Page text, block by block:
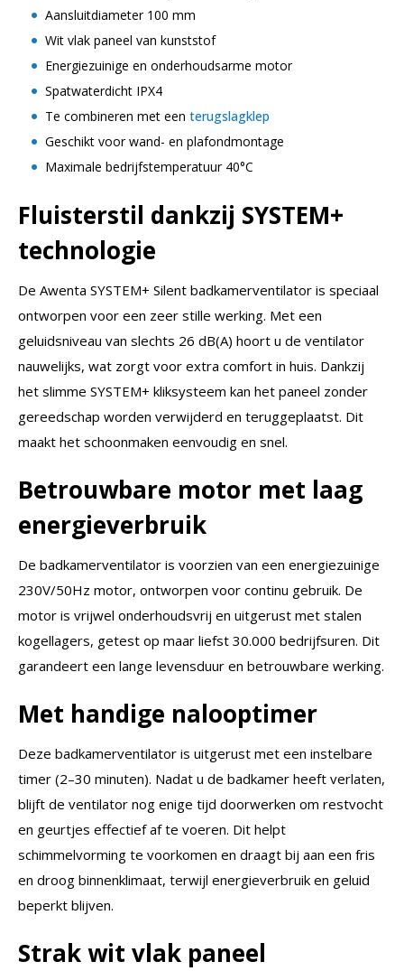
Aansluitdiameter 100 mm
Wit vlak paneel van kunststof
Energiezuinige en onderhoudsarme motor
Spatwaterdicht IPX4
Te combineren met een terugslagklep
Geschikt voor wand- en plafondmontage
Maximale bedrijfstemperatuur 40°C
Fluisterstil dankzij SYSTEM+
technologie
De Awenta SYSTEM+ Silent badkamerventilator is speciaal
ontworpen voor een zeer stille werking. Met een
geluidsniveau van slechts 26 dB(A) hoort u de ventilator
nauwelijks, wat zorgt voor extra comfort in huis. Dankzij
het slimme SYSTEM+ kliksysteem kan het paneel zonder
gereedschap worden verwijderd en teruggeplaatst. Dit
maakt het schoonmaken eenvoudig en snel.
Betrouwbare motor met laag
energieverbruik
De badkamerventilator is voorzien van een energiezuinige
230V/50Hz motor, ontworpen voor continu gebruik. De
motor is vrijwel onderhoudsvrij en uitgerust met stalen
kogellagers, getest op maar liefst 30.000 bedrijfsuren. Dit
garandeert een lange levensduur en betrouwbare werking.
Met handige nalooptimer
Deze badkamerventilator is uitgerust met een instelbare
timer (2–30 minuten). Nadat u de badkamer heeft verlaten,
blijft de ventilator nog enige tijd doorwerken om restvocht
en geurtjes effectief af te voeren. Dit helpt
schimmelvorming te voorkomen en draagt bij aan een fris
en droog binnenklimaat, terwijl energieverbruik en geluid
beperkt blijven.
Strak wit vlak paneel